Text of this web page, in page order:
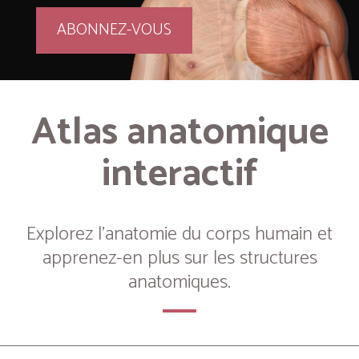
ABONNEZ-VOUS
Atlas anatomique
interactif
Explorez l’anatomie du corps humain et
apprenez-en plus sur les structures
anatomiques.